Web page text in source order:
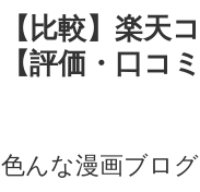
【比較】楽天
【評価・口コ
色んな漫画ブロ